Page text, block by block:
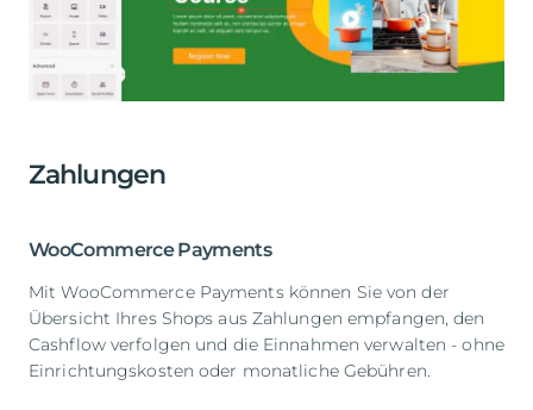
Zahlungen
WooCommerce Payments
Mit WooCommerce Payments können Sie von der
Übersicht Ihres Shops aus Zahlungen empfangen, den
Cashflow verfolgen und die Einnahmen verwalten - ohne
Einrichtungskosten oder monatliche Gebühren.